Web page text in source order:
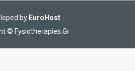
by EuroHost
© Fysiotherapies.Gr